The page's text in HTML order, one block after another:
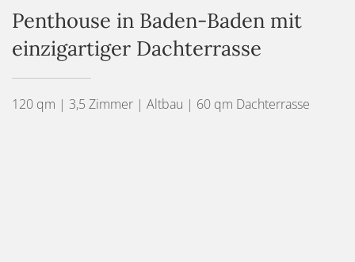
Penthouse in Baden-Baden mit
einzigartiger Dachterrasse
120 qm | 3,5 Zimmer | Altbau | 60 qm Dachterrasse